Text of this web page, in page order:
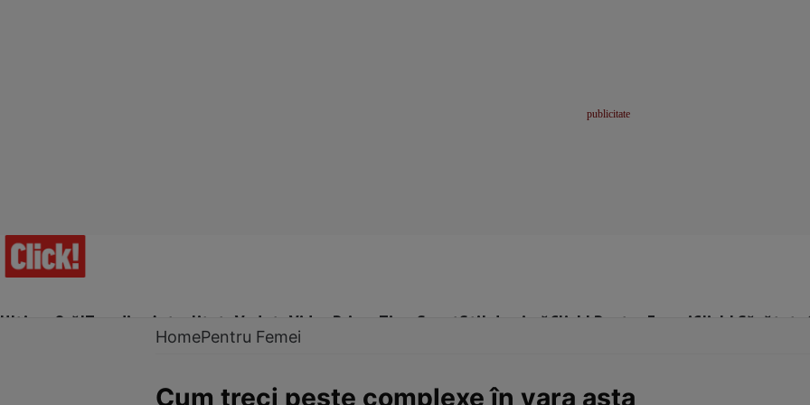
Ultima Oră!Trending Actualitate Vedete Video Prime Time SportStil de viațăClick! Pentru FemeiClick! Sănătate
HomePentru Femei
Cum treci peste complexe în vara asta